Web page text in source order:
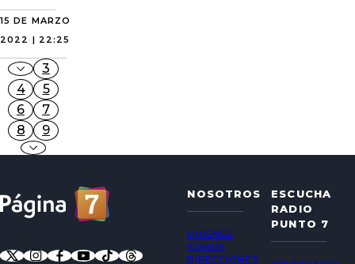
15 DE MARZO
2022 | 22:25
3
4
5
6
7
8
9
NOSOTROS
QUIÉNES
SOMOS
DIRECCIONES
ESCUCHA
RADIO
PUNTO 7